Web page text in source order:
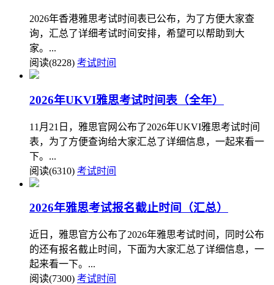
2026年香港雅思考试时间表已公布，为了方便大家查
询，汇总了详细考试时间安排，希望可以帮助到大
家。...
阅读(8228) 考试时间
2026年UKVI雅思考试时间表（全年）
11月21日，雅思官网公布了2026年UKVI雅思考试时间
表，为了方便查询给大家汇总了详细信息，一起来看一
下。...
阅读(6310) 考试时间
2026年雅思考试报名截止时间（汇总）
近日，雅思官方公布了2026年雅思考试时间，同时公布
的还有报名截止时间，下面为大家汇总了详细信息，一
起来看一下。...
阅读(7300) 考试时间